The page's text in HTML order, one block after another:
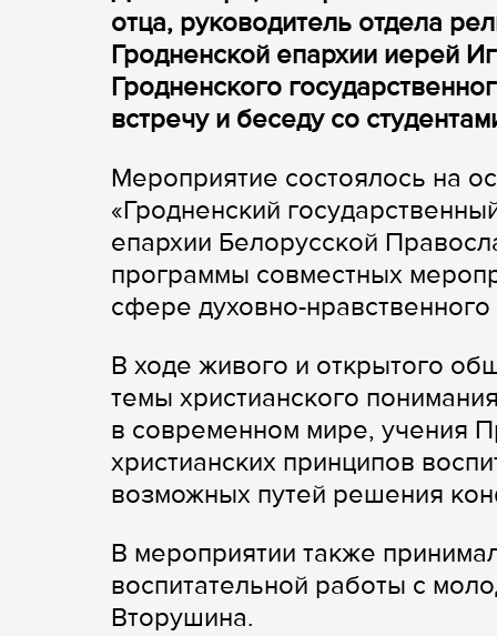
отца, руководитель отдела
Гродненской епархии иерей
Гродненского
встречу и беседу со
Мероприятие состоялось на
«Гродненский
епархии Белорусской
программы совместных
сфере духовно-
В ходе живого и открытого
темы христианского
в современном мире, учения
христианских принципов
возможных путей решения
В мероприятии также
воспитательной работы с
Вторушина.